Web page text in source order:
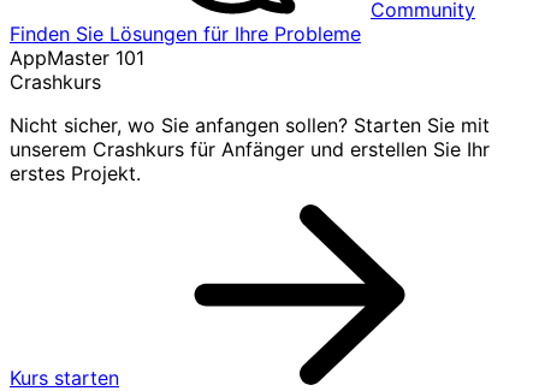
Community
Finden Sie Lösungen für Ihre Probleme
AppMaster 101
Crashkurs
Nicht sicher, wo Sie anfangen sollen? Starten Sie mit
unserem Crashkurs für Anfänger und erstellen Sie Ihr
erstes Projekt.
Kurs starten